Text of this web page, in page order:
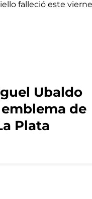
Ubaldo
de
Plata